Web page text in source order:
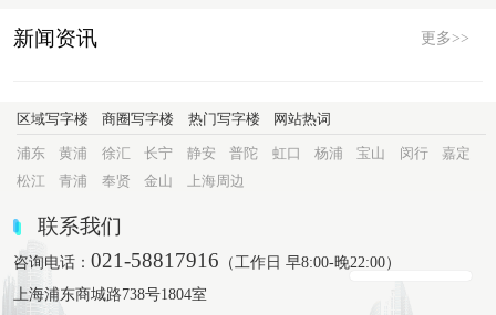
新闻资讯 更多>>
区域写字楼 商圈写字楼 热门写字楼 网站热词
浦东 黄浦 徐汇 长宁 静安 普陀 虹口 杨浦 宝山 闵行
嘉定
松江
青浦 奉贤 金山 上海周边
联系我们
咨询电话：021-58817916 （工作日 早8:00-晚22:00）
上海浦东商城路738号1804室